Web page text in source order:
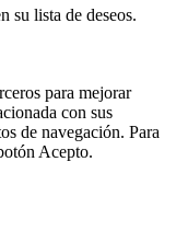
su lista de deseos.
para mejorar
con sus
de navegación. Para
Acepto.